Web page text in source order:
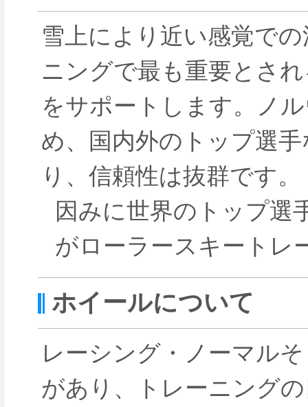
雪上により近い感覚で
ニングで最も重要とさ
をサポートします。ノ
め、国内外のトップ選
り、信頼性は抜群です。
因みに世界のトップ選
がローラースキートレ
ホイールについて
レーシング・ノーマル
があり、トレーニング